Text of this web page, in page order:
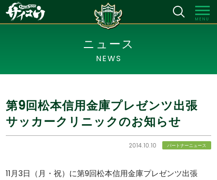
MENU
ニュース
NEWS
第9回松本信用金庫プレゼンツ出張
サッカークリニックのお知らせ
2014.10.10 パートナーニュース
11月3日（月・祝）に第9回松本信用金庫プレゼンツ出張